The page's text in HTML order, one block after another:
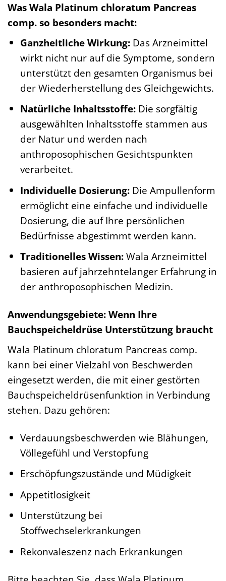
Was Wala Platinum chloratum Pancreas
comp. so besonders macht:
Ganzheitliche Wirkung:Das Arzneimittel
wirkt nicht nur auf die Symptome, sondern
unterstützt den gesamten Organismus bei
der Wiederherstellung des Gleichgewichts.
Natürliche Inhaltsstoffe:Die sorgfältig
ausgewählten Inhaltsstoffe stammen aus
der Natur und werden nach
anthroposophischen Gesichtspunkten
verarbeitet.
Individuelle Dosierung:Die Ampullenform
ermöglicht eine einfache und individuelle
Dosierung, die auf Ihre persönlichen
Bedürfnisse abgestimmt werden kann.
Traditionelles Wissen:Wala Arzneimittel
basieren auf jahrzehntelanger Erfahrung in
der anthroposophischen Medizin.
Anwendungsgebiete: Wenn Ihre
Bauchspeicheldrüse Unterstützung braucht
Wala Platinum chloratum Pancreas comp.
kann bei einer Vielzahl von Beschwerden
eingesetzt werden, die mit einer gestörten
Bauchspeicheldrüsenfunktion in Verbindung
stehen. Dazu gehören:
Verdauungsbeschwerden wie Blähungen,
Völlegefühl und Verstopfung
Erschöpfungszustände und Müdigkeit
Appetitlosigkeit
Unterstützung bei
Stoffwechselerkrankungen
Rekonvaleszenz nach Erkrankungen